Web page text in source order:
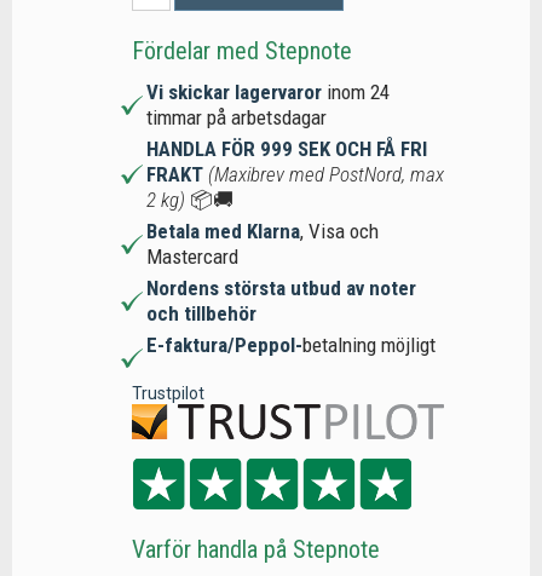
Fördelar med Stepnote
Vi skickar lagervaror inom 24
timmar på arbetsdagar
HANDLA FÖR 999 SEK OCH FÅ FRI
FRAKT (Maxibrev med PostNord, max
2 kg) 📦🚚
Betala med Klarna, Visa och
Mastercard
Nordens största utbud av noter
och tillbehör
E-faktura/Peppol-betalning möjligt
Trustpilot
Varför handla på Stepnote